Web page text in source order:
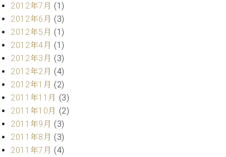
フ
タ
ー
ー
ビ
ス
(調
律)
調
師
紹
介
2012年7月 (1)
2012年6月 (3)
2012年5月 (1)
2012年4月 (1)
2012年3月 (3)
2012年2月 (4)
2012年1月 (2)
2011年11月 (3)
2011年10月 (2)
2011年9月 (3)
2011年8月 (3)
2011年7月 (4)